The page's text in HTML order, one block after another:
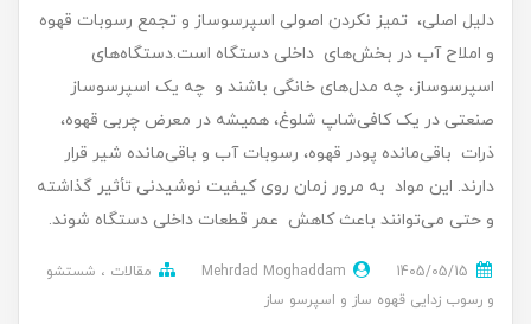
دلیل اصلی، تمیز نکردن اصولی اسپرسوساز و تجمع رسوبات قهوه
و املاح آب در بخش‌های داخلی دستگاه است.دستگاه‌های
اسپرسوساز، چه مدل‌های خانگی باشند و چه یک اسپرسوساز
صنعتی در یک کافی‌شاپ شلوغ، همیشه در معرض چربی قهوه،
ذرات باقی‌مانده پودر قهوه، رسوبات آب و باقی‌مانده شیر قرار
دارند. این مواد به مرور زمان روی کیفیت نوشیدنی تأثیر گذاشته
و حتی می‌توانند باعث کاهش عمر قطعات داخلی دستگاه شوند.
Mehrdad Moghaddam مقالات
شستشو
و رسوب زدایی قهوه ساز و اسپرسو ساز